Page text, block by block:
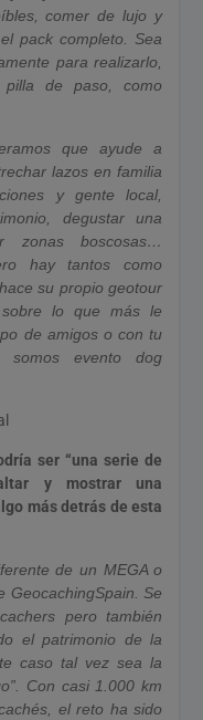
comer de lujo y
pack completo. Sea
para realizarlo,
de paso, como
que ayude a
lazos en familia
y gente local,
degustar una
zonas boscosas…
hay tantos como
su propio geotour
lo que más le
de amigos o con tu
somos evento dog
ser “una serie de
y mostrar una
más detrás de esta
de un MEGA o
GeocachingSpain. Se
pero también
el patrimonio de la
caso tal vez sea la
Con casi 1.000 km
el reto ha sido